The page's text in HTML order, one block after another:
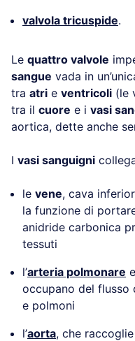
valvola tricuspide.
Le quattro valvole
sangue vada in
tra atri e ventricoli (le
tra il cuore e i vasi
aortica, dette anche
I vasi sanguigni
le vene, cava
la funzione di
anidride carbonica
tessuti
l’arteria polmonare
occupano del flusso
e polmoni
l’aorta, che